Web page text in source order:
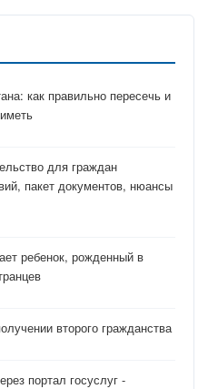
как правильно пересечь и
для граждан
пакет документов, нюансы
ребенок, рожденный в
второго гражданства
портал госуслуг -